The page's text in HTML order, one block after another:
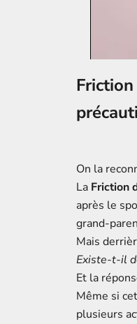
On la
La Friction
après le
grand-
Mais
Existe-t-il
Et la
Même si
plusieurs